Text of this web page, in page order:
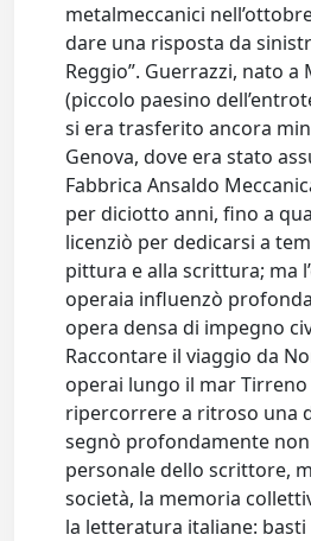
metalmeccanici
dare una risposta da
Reggio”. Guerrazzi, nato a
(piccolo paesino
si era trasferito ancora
Genova, dove era stato
Fabbrica Ansaldo
per diciotto anni, fino a
licenziò per dedicarsi a
pittura e alla scrittura; ma
operaia influenzò
opera densa di impegno
Raccontare il viaggio da
operai lungo il mar
ripercorrere a ritroso una
segnò profondamente
personale dello scrittore,
società, la memoria
la letteratura italiane: